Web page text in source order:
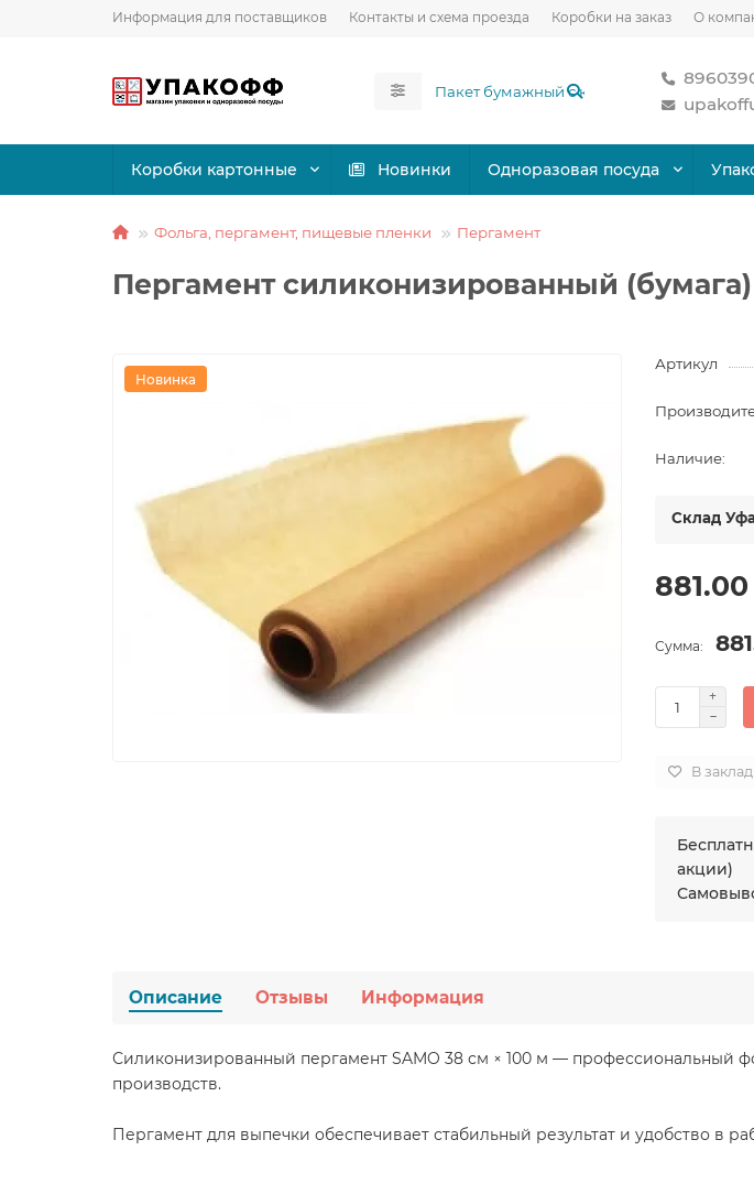
Информация для поставщиков Контакты и схема проезда Коробки на заказ О
Коробки картонные Новинки Одноразовая посуда
Фольга, пергамент, пищевые пленки Пергамент
Пергамент силиконизированный
Новинка
Артикул
Наличие:
Склад
Сумма:
В
акции)
Описание Отзывы Информация
Силиконизированный пергамент SAMO 38 см × 100 м — профессиональный
производств.
Пергамент для выпечки обеспечивает стабильный результат и удобство в